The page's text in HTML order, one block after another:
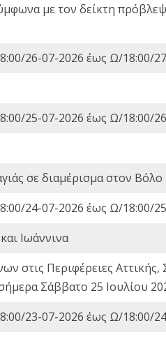
με τον δείκτη
26-07-2026 έως Ω/18:00/
25-07-2026 έως Ω/18:00/
σε διαμέρισμα στον Βόλο
24-07-2026 έως Ω/18:00/
Ιωάννινα
στις Περιφέρειες Αττικής,
Σάββατο 25 Ιουλίου
23-07-2026 έως Ω/18:00/